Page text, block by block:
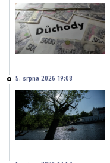
5. srpna 2026 19:08